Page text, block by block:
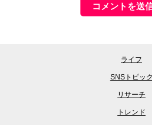
ライフ
SNSトピック
リサーチ
トレンド